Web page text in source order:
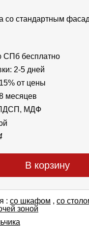
cо стандартным
СПб бесплатно
2-5 дней
от цены
месяцев
МДФ
В корзину
: со шкафом , со
зоной